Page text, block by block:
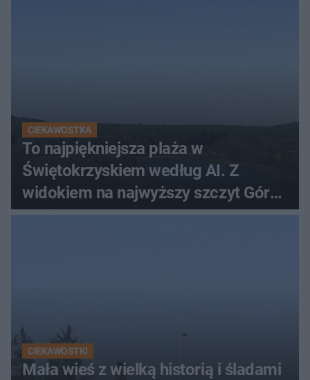
CIEKAWOSTKA
To najpiękniejsza plaża w
Świętokrzyskiem według AI. Z
widokiem na najwyższy szczyt Gór
Świętokrzyskich
CIEKAWOSTKI
Mała wieś z wielką historią i śladami